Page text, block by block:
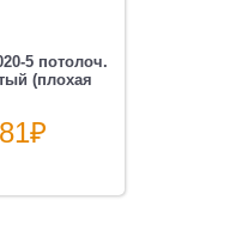
5 потолоч.
(плохая
₽